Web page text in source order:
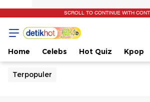
SCROLL TO CONTINUE WITH
Home Celebs Hot Quiz Kpop
Terpopuler